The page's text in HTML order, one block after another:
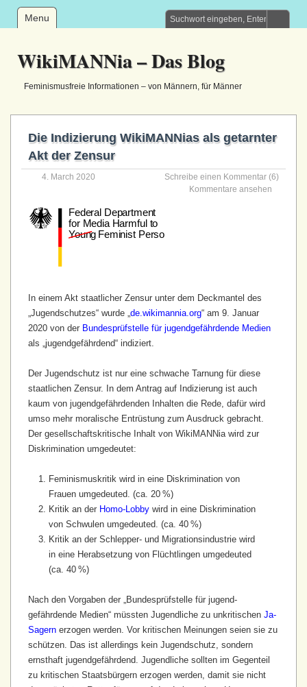
Menu
WikiMANNia – Das Blog
Feminismusfreie Informationen – von Männern, für Männer
Die Indizierung WikiMANNias als getarnter
Akt der Zensur
4. March 2020 Schreibe einen Kommentar (6)
Kommentare ansehen
In einem Akt staatlicher Zensur unter dem Deckmantel des
„Jugendschutzes“ wurde „de.wikimannia.org“ am 9. Januar
2020 von der Bundes­prüfstelle für jugend­gefährdende Medien
als „jugend­gefährdend“ indiziert.
Der Jugendschutz ist nur eine schwache Tarnung für diese
staatlichen Zensur. In dem Antrag auf Indizierung ist auch
kaum von jugend­gefährdenden Inhalten die Rede, dafür wird
umso mehr moralische Entrüstung zum Ausdruck gebracht.
Der gesellschafts­kritische Inhalt von WikiMANNia wird zur
Diskrimination umgedeutet:
Feminismuskritik wird in eine Diskrimination von
Frauen umgedeuted. (ca. 20 %)
Kritik an der Homo-Lobby wird in eine Diskrimination
von Schwulen umgedeuted. (ca. 40 %)
Kritik an der Schlepper- und Migrations­industrie wird
in eine Herabsetzung von Flüchtlingen umgedeuted
(ca. 40 %)
Nach den Vorgaben der „Bundes­prüfstelle für jugend­
gefährdende Medien“ müssten Jugendliche zu unkritischen Ja-
Sagern erzogen werden. Vor kritischen Meinungen seien sie zu
schützen. Das ist allerdings kein Jugendschutz, sondern
ernsthaft jugend­gefährdend. Jugendliche sollten im Gegenteil
zu kritischen Staats­bürgern erzogen werden, damit sie nicht